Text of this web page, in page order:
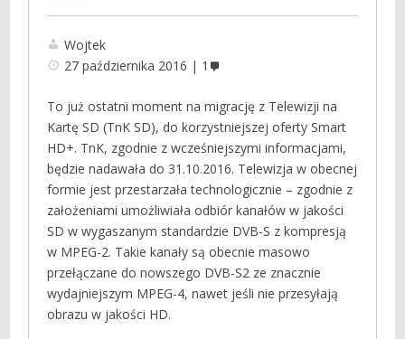
Wojtek
27 października 2016
1
To już ostatni moment na migrację z Telewizji na
Kartę SD (TnK SD), do korzystniejszej oferty Smart
HD+. TnK, zgodnie z wcześniejszymi informacjami,
będzie nadawała do 31.10.2016. Telewizja w obecnej
formie jest przestarzała technologicznie – zgodnie z
założeniami umożliwiała odbiór kanałów w jakości
SD w wygaszanym standardzie DVB-S z kompresją
w MPEG-2. Takie kanały są obecnie masowo
przełączane do nowszego DVB-S2 ze znacznie
wydajniejszym MPEG-4, nawet jeśli nie przesyłają
obrazu w jakości HD.